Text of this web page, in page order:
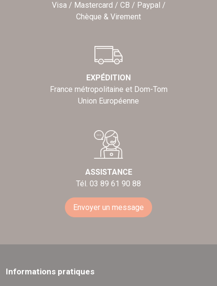
Visa / Mastercard / CB / Paypal /
Chèque & Virement
EXPÉDITION
France métropolitaine et Dom-Tom
Union Européenne
ASSISTANCE
Tél. 03 89 61 90 88
Envoyer un message
Informations pratiques